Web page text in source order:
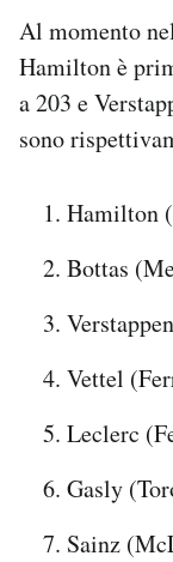
Al momento
Hamilton è
a 203 e
sono
Hamilton
Bottas
Vettel
Leclerc
Gasly
Sainz